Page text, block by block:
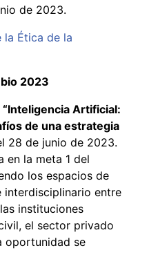
de 2023.
la Ética de la
2023
“Inteligencia Artificial:
de una estrategia
28 de junio de 2023.
en la meta 1 del
los espacios de
entre
instituciones
el sector privado
oportunidad se